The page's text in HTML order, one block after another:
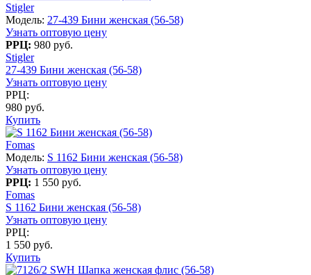
Stigler
Модель: 27-439 Бини женская (56-58)
Узнать оптовую цену
РРЦ: 980 руб.
Stigler
27-439 Бини женская (56-58)
Узнать оптовую цену
РРЦ:
980 руб.
Купить
Fomas
Модель: S 1162 Бини женская (56-58)
Узнать оптовую цену
РРЦ: 1 550 руб.
Fomas
S 1162 Бини женская (56-58)
Узнать оптовую цену
РРЦ:
1 550 руб.
Купить